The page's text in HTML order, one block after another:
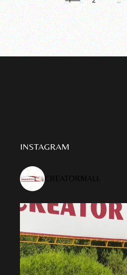
ARTICOLE
INSTAGRAM
CREATORMALL